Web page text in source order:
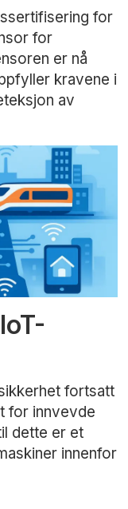
for
for
er nå
kravene i
av
fortsatt
for innvevde
dette er et
innenfor